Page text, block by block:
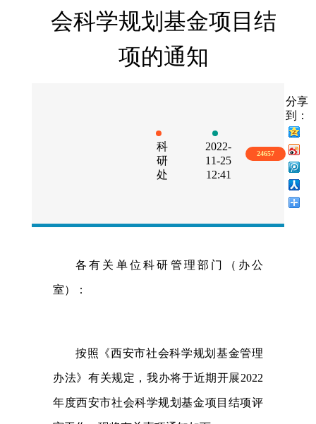
会科学规划基金项目结
项的通知
科
研
处
2022-
11-25
12:41
24657
分享
到：
各有关单位科研管理部门（办公
室）：
按照《西安市社会科学规划基金管理
办法》有关规定，我办将于近期开展2022
年度西安市社会科学规划基金项目结项评